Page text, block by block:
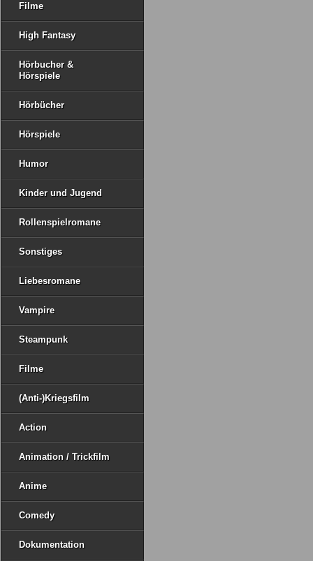
Filme
High Fantasy
Hörbucher &
Hörspiele
Hörbücher
Hörspiele
Humor
Kinder und Jugend
Rollenspielromane
Sonstiges
Liebesromane
Vampire
Steampunk
Filme
(Anti-)Kriegsfilm
Action
Animation / Trickfilm
Anime
Comedy
Dokumentation